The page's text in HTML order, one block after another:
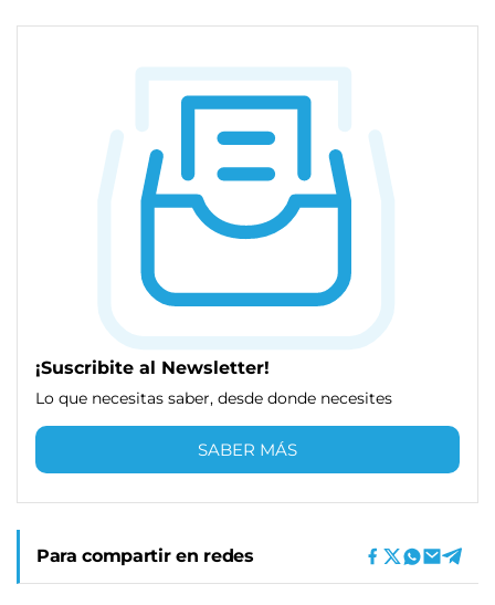
¡Suscribite al Newsletter!
Lo que necesitas saber, desde donde necesites
SABER MÁS
Para compartir en redes